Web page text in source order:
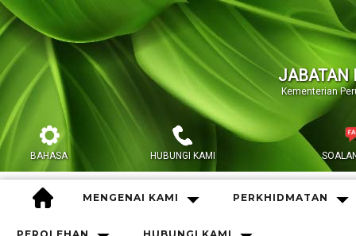
JABATAN
Kementerian
BAHASA HUBUNGI KAMI
HOME MENGENAI KAMI PERKHIDMATAN